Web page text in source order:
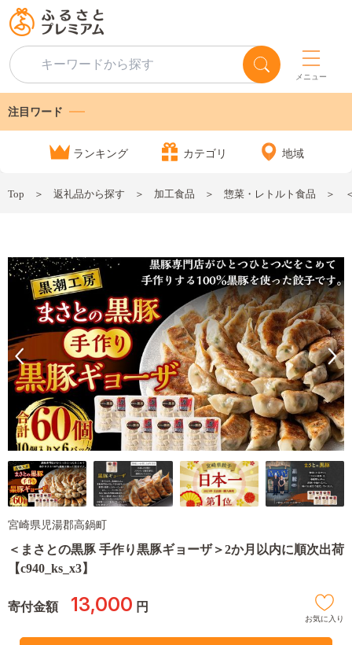
メニュー
注目ワード
ランキング カテゴリ 地域
Top 返礼品から探す 加工食品 惣菜・レトルト食品
宮崎県児湯郡高鍋町
＜まさとの黒豚 手作り黒豚ギョーザ＞2か月以内に順次出荷
【c940_ks_x3】
寄付金額 13,000 円
お気に入り